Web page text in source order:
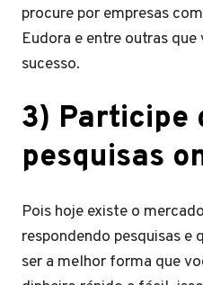
procure por empresas
Eudora e entre outras
sucesso.
3) Participe
pesquisas
Pois hoje existe o
respondendo pesquisas e
ser a melhor forma que